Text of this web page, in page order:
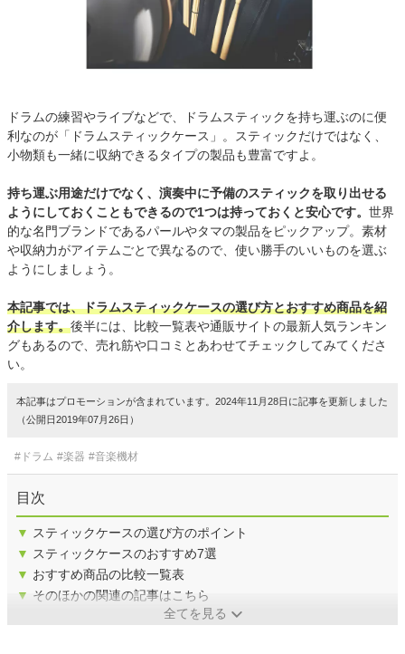
ドラムの練習やライブなどで、ドラムスティックを持ち運ぶのに便
利なのが「ドラムスティックケース」。スティックだけではなく、
小物類も一緒に収納できるタイプの製品も豊富ですよ。
持ち運ぶ用途だけでなく、演奏中に予備のスティックを取り出せる
ようにしておくこともできるので1つは持っておくと安心です。 世界
的な名門ブランドであるパールやタマの製品をピックアップ。素材
や収納力がアイテムごとで異なるので、使い勝手のいいものを選ぶ
ようにしましょう。
本記事では、ドラムスティックケースの選び方とおすすめ商品を紹
介します。後半には、比較一覧表や通販サイトの最新人気ランキン
グもあるので、売れ筋や口コミとあわせてチェックしてみてくださ
い。
本記事はプロモーションが含まれています。2024年11月28日に記事を更新しました
（公開日2019年07月26日）
#ドラム #楽器 #音楽機材
目次
▼ スティックケースの選び方のポイント
▼ スティックケースのおすすめ7選
▼ おすすめ商品の比較一覧表
▼ そのほかの関連の記事はこちら
全てを見る